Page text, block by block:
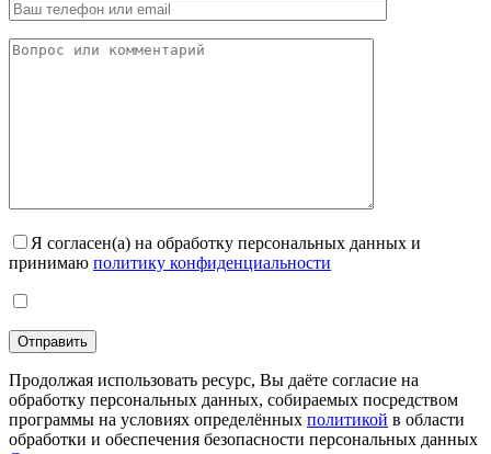
Я согласен(а) на обработку персональных данных и
принимаю политику конфиденциальности
Продолжая использовать ресурс, Вы даёте согласие на
обработку персональных данных, собираемых посредством
программы на условиях определённых политикой в области
обработки и обеспечения безопасности персональных данных